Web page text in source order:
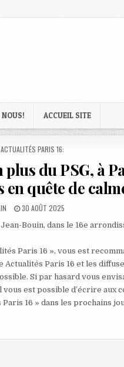
NOUS! ACCUEIL SITE
PARIS 16:
plus du PSG, à
en quête de
PUBLISHED
30 AOÛT 2025
Bouin, dans le 16e
Paris 16 », vous est
Paris 16 et les
Si par hasard vous
est possible d’écrire aux
16 » dans les prochains